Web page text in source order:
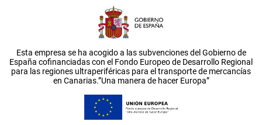
Esta empresa se ha acogido a las subvenciones del Gobierno de
España cofinanciadas con el Fondo Europeo de Desarrollo Regional
para las regiones ultraperiféricas para el transporte de mercancías
en Canarias.”Una manera de hacer Europa”